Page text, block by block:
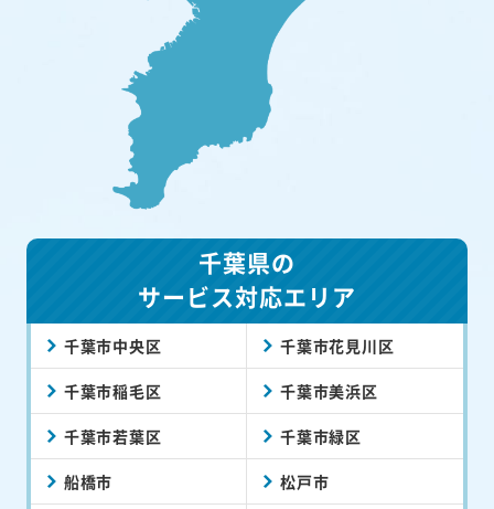
千葉県の
サービス対応エリア
千葉市中央区 千葉市花見川区
千葉市稲毛区 千葉市美浜区
千葉市若葉区 千葉市緑区
船橋市 松戸市